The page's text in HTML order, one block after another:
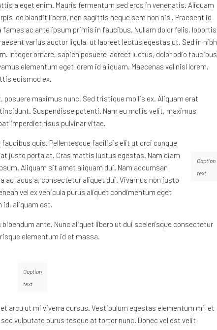
a eget enim. Mauris fermentum sed eros in venenatis. Aliquam
leo blandit libero, non sagittis neque sem non nisl. Praesent id
ac ante ipsum primis in faucibus. Nullam dolor felis, lobortis
varius auctor ligula, ut laoreet lectus egestas ut. Sed in nibh
Integer ornare, sapien posuere laoreet luctus, dolor odio faucibus
elementum eget lorem id aliquam. Maecenas vel nisl lorem.
euismod ex.
maximus nunc. Sed tristique mollis ex. Aliquam erat
Suspendisse potenti. Nam eu mollis velit, maximus
imperdiet risus pulvinar vitae.
Caption
text
quis. Pellentesque facilisis elit ut orci congue
justo porta at. Cras mattis luctus egestas. Nam diam
Aliquam sit amet aliquam dui. Nam accumsan
ac lacus a, consectetur aliquet dui. Vivamus non justo
vel ex vehicula purus aliquet condimentum eget
id, aliquam est.
ante. Nunc aliquet libero ut dui scelerisque consectetur
elementum id et massa.
Caption
text
arcu ut mi viverra cursus. Vestibulum egestas elementum mi, et
vulputate purus tesque at tortor nunc. Donec vel est velit